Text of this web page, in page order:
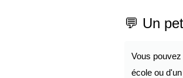
💬 Un
Vous
école ou